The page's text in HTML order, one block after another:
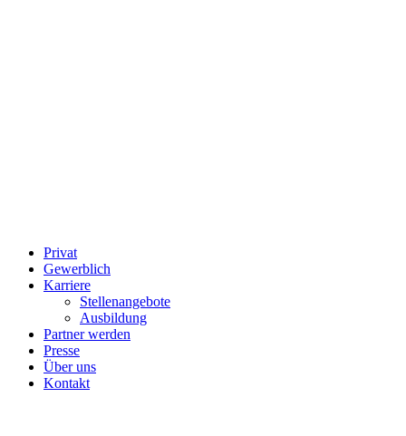
Privat
Gewerblich
Karriere
Stellenangebote
Ausbildung
Partner werden
Presse
Über uns
Kontakt